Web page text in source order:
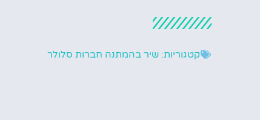
קטגוריות: שיר בהמתנה חברות סלולר